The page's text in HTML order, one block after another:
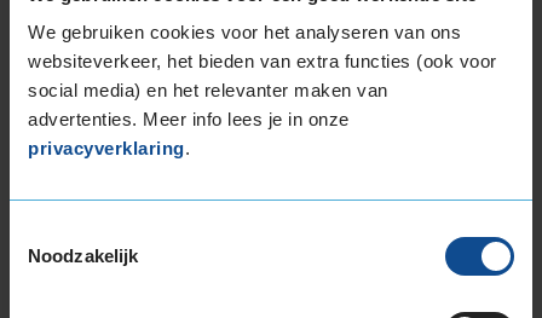
We gebruiken cookies voor het analyseren van ons
websiteverkeer, het bieden van extra functies (ook voor
social media) en het relevanter maken van
advertenties. Meer info lees je in onze
privacyverklaring.
Noodzakelijk
215/45R16 90V EXTRALOAD
215/55R16 97V EXTRALOAD
215/60R16 99V EXTRALOAD
215/65R16 102V EXTRALOAD
215/65R16 98H